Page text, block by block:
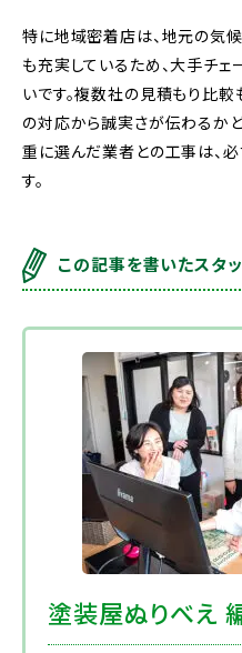
特に地域密着店は、地元の気
も充実しているため、大手チ
いです。複数社の見積もり比較
の対応から誠実さが伝わるか
重に選んだ業者との工事は、
す。
この記事を書いたスタ
塗装屋ぬりべえ